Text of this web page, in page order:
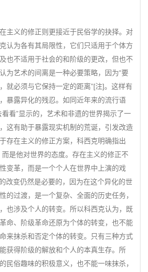
义的修正则更接近于民俗学的抉择。对
认为各有其局限性，它们只适用于个体方
也不适用于社会的和阶级的更改，但也不
为艺术的间离是一种必要策略，因为“要
就必须与它保持一定的距离”[注]。这样有
暴露异化的残忍。如同近年来的流行语
看”显示的，艺术和非遗的世界揭示了一
这有助于暴露现实机制的荒诞，引发改造
存在主义的修正方案，科西克明确指出
而是他对世界的态度。存在主义的修正不
变革，而是一个个人在世界中上演的戏
改变仍然是必要的，因为在这个异化的世
的过渡，是一个复杂、全面的历史任务，
也涉及个人的转变。所以科西克认为，既
命、阶级革命还原为个体的转变，也不能
来抹杀和否定个体的转变。只有三种方式
获得阶级的解放和个人的本真生存。所
民俗趣味的积极意义，也不能一味抹杀，